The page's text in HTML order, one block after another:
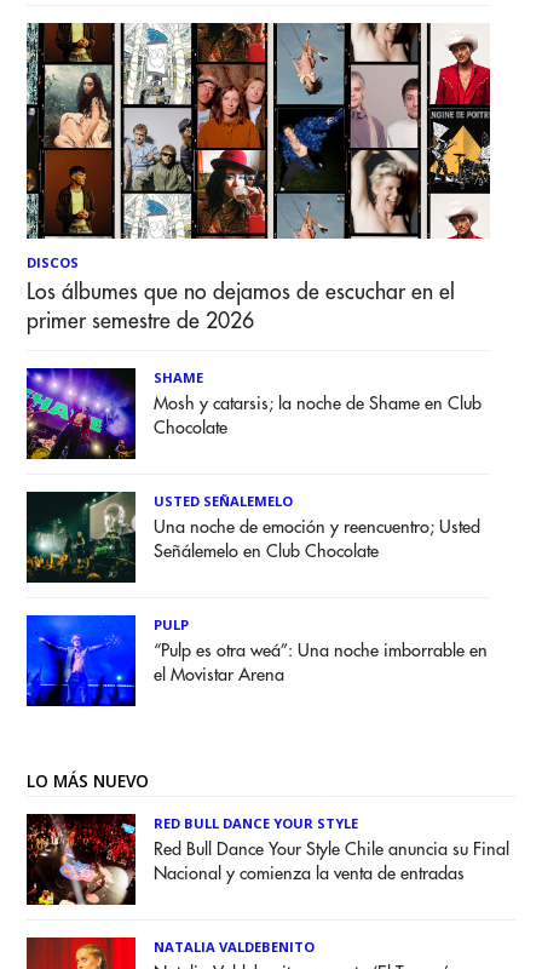
DISCOS
Los álbumes que no dejamos de escuchar en el
primer semestre de 2026
SHAME
Mosh y catarsis; la noche de Shame en Club
Chocolate
USTED SEÑALEMELO
Una noche de emoción y reencuentro; Usted
Señálemelo en Club Chocolate
PULP
“Pulp es otra weá”: Una noche imborrable en
el Movistar Arena
LO MÁS NUEVO
RED BULL DANCE YOUR STYLE
Red Bull Dance Your Style Chile anuncia su Final
Nacional y comienza la venta de entradas
NATALIA VALDEBENITO